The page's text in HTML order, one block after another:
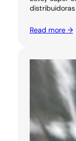
distribuidoras
Read more →